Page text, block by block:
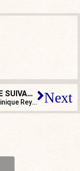
ARTICLE SUIVANT
Mgr Dominique Rey : « Devenant un groupe minoritaire, les chrétiens doivent beaucoup plus s’organiser » Next